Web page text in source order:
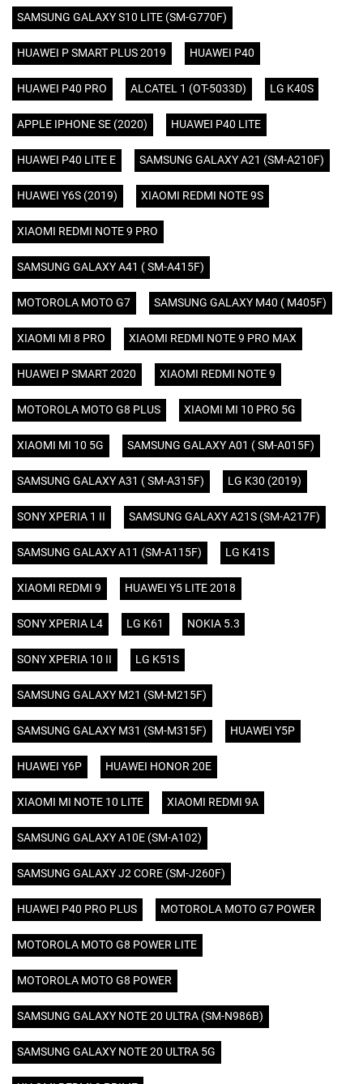
SAMSUNG GALAXY S10 LITE (SM-G770F)
HUAWEI P SMART PLUS 2019 HUAWEI P40
HUAWEI P40 PRO ALCATEL 1 (OT-5033D) LG K40S
APPLE IPHONE SE (2020) HUAWEI P40 LITE
HUAWEI P40 LITE E SAMSUNG GALAXY A21 (SM-A210F)
HUAWEI Y6S (2019) XIAOMI REDMI NOTE 9S
XIAOMI REDMI NOTE 9 PRO
SAMSUNG GALAXY A41 ( SM-A415F)
MOTOROLA MOTO G7 SAMSUNG GALAXY M40 ( M405F)
XIAOMI MI 8 PRO XIAOMI REDMI NOTE 9 PRO MAX
HUAWEI P SMART 2020 XIAOMI REDMI NOTE 9
MOTOROLA MOTO G8 PLUS XIAOMI MI 10 PRO 5G
XIAOMI MI 10 5G SAMSUNG GALAXY A01 ( SM-A015F)
SAMSUNG GALAXY A31 ( SM-A315F) LG K30 (2019)
SONY XPERIA 1 II SAMSUNG GALAXY A21S (SM-A217F)
SAMSUNG GALAXY A11 (SM-A115F) LG K41S
XIAOMI REDMI 9 HUAWEI Y5 LITE 2018
SONY XPERIA L4 LG K61 NOKIA 5.3
SONY XPERIA 10 II LG K51S
SAMSUNG GALAXY M21 (SM-M215F)
SAMSUNG GALAXY M31 (SM-M315F) HUAWEI Y5P
HUAWEI Y6P HUAWEI HONOR 20E
XIAOMI MI NOTE 10 LITE XIAOMI REDMI 9A
SAMSUNG GALAXY A10E (SM-A102)
SAMSUNG GALAXY J2 CORE (SM-J260F)
HUAWEI P40 PRO PLUS MOTOROLA MOTO G7 POWER
MOTOROLA MOTO G8 POWER LITE
MOTOROLA MOTO G8 POWER
SAMSUNG GALAXY NOTE 20 ULTRA (SM-N986B)
SAMSUNG GALAXY NOTE 20 ULTRA 5G